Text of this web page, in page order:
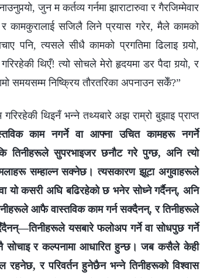
जुन म कर्तव्य गर्नमा झाराटारुवा र गैरजिम्मेवार
र कामकुरालाई सजिलै लिने प्रयास गरेर, मैले कामको
पनि, त्यसले सीधै कामको प्रगतिमा ढिलाइ गर्‍यो,
थिएँ! त्यो सोचले मेरो हृदयमा डर पैदा गर्‍यो, र
समयसम्म निष्क्रिय तौरतरिका अपनाउन सकेँ?”
थिइनँ भन्ने तथ्यबारे अझ राम्रो बुझाइ प्राप्त
काम नगर्ने वा आफ्‍ना उचित कामहरू नगर्ने
तिनीहरूले सुपरभाइजर छनौट गरे पुग्छ, अनि त्यो
सम्‍हाल्‍न सक्‍नेछ। त्यसकारण झूटा अगुवाहरूले
यो कसरी अघि बढिरहेको छ भनेर सोध्‍ने गर्दैनन्, अनि
आफै वास्तविक काम गर्न सक्दैनन्, र तिनीहरूले
यसबारे फलोअप गर्ने वा सोधपुछ गर्ने
सोचाइ र कल्‍पनामा आधारित हुन्छ। जब कसैले केही
र परिवर्तन हुनेछैन भन्‍ने तिनीहरूको विश्‍वास